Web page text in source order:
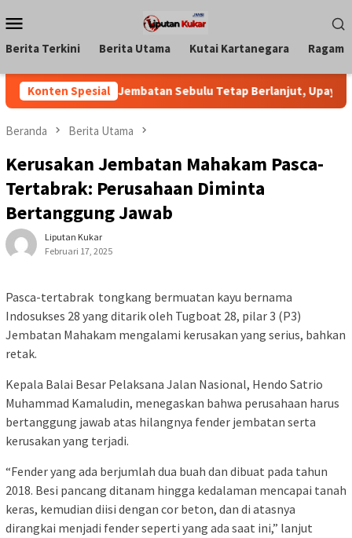
ke
kontenMobile
Berita Terkini Berita Utama Kutai Kartanegara Ragam
Konten Spesial
Kukar Pastikan Jembatan Sebulu Tetap Berlanjut, Upaya
Beranda Berita Utama
Kerusakan Jembatan Mahakam Pasca-
Tertabrak: Perusahaan Diminta
Bertanggung Jawab
Liputan Kukar
Februari 17, 2025
Pasca-tertabrak tongkang bermuatan kayu bernama
Indosukses 28 yang ditarik oleh Tugboat 28, pilar 3 (P3)
Jembatan Mahakam mengalami kerusakan yang serius, bahkan
retak.
Kepala Balai Besar Pelaksana Jalan Nasional, Hendo Satrio
Muhammad Kamaludin, menegaskan bahwa perusahaan harus
bertanggung jawab atas hilangnya fender jembatan serta
kerusakan yang terjadi.
“Fender yang ada berjumlah dua buah dan dibuat pada tahun
2018. Besi pancang ditanam hingga kedalaman mencapai tanah
keras, kemudian diisi dengan cor beton, dan di atasnya
dirangkai menjadi fender seperti yang ada saat ini,” lanjut